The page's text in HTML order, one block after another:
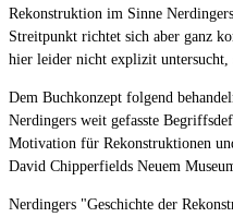
Rekonstruktion im Sinne
Streitpunkt richtet sich aber ganz
hier leider nicht explizit untersucht,
Dem Buchkonzept folgend
Nerdingers weit gefasste
Motivation für Rekonstruktionen
David Chipperfields Neuem
Nerdingers "Geschichte der